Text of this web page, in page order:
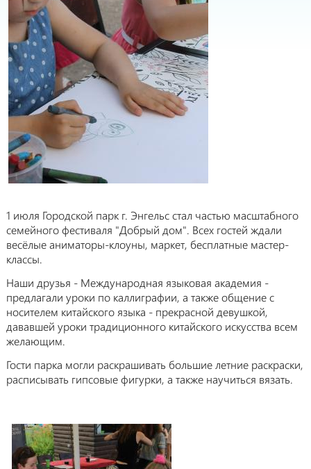
1 июля Городской парк г. Энгельс стал частью масштабного
семейного фестиваля "Добрый дом". Всех гостей ждали
весёлые аниматоры-клоуны, маркет, бесплатные мастер-
классы.
Наши друзья - Международная языковая академия -
предлагали уроки по каллиграфии, а также общение с
носителем китайского языка - прекрасной девушкой,
дававшей уроки традиционного китайского искусства всем
желающим.
Гости парка могли раскрашивать большие летние раскраски,
расписывать гипсовые фигурки, а также научиться вязать.